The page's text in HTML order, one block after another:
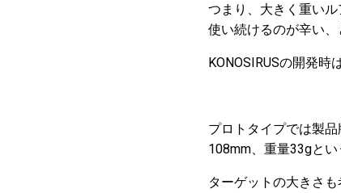
つまり、大きく重い
使い続けるのが辛い、
KONOSIRUSの開発時
プロトタイプでは製
108mm、重量33gとい
ターゲットの大きさ